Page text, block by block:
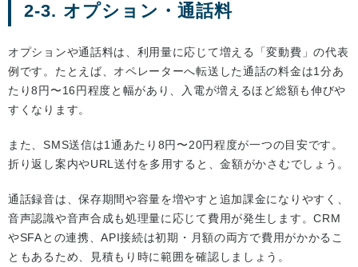
2-3. オプション・通話料
オプションや通話料は、利用量に応じて増える「変動費」の代表
例です。たとえば、オペレーターへ転送した通話の料金は1分あ
たり8円〜16円程度と幅があり、入電が増えるほど総額も伸びや
すくなります。
また、SMS送信は1通あたり8円〜20円程度が一つの目安です。
折り返し案内やURL送付を多用すると、金額がかさむでしょう。
通話録音は、保存期間や容量を増やすと追加課金になりやすく、
音声認識や音声合成も処理量に応じて費用が発生します。CRM
やSFAとの連携、API接続は初期・月額の両方で費用がかかるこ
ともあるため、見積もり時に範囲を確認しましょう。